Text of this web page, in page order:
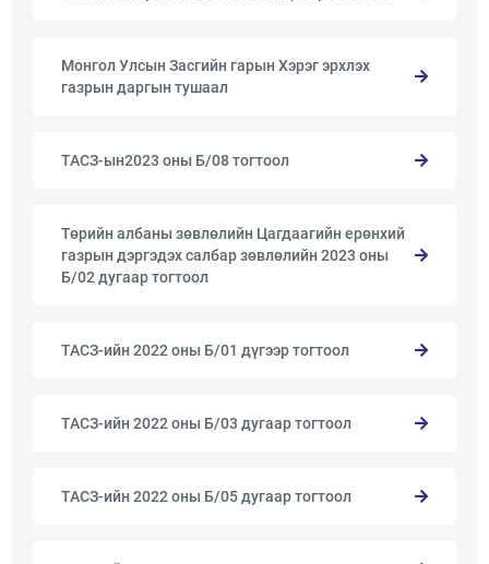
Монгол Улсын Засгийн гарын Хэрэг эрхлэх
газрын даргын тушаал
ТАСЗ-ын2023 оны Б/08 тогтоол
Төрийн албаны зөвлөлийн Цагдаагийн ерөнхий
газрын дэргэдэх салбар зөвлөлийн 2023 оны
Б/02 дугаар тогтоол
ТАСЗ-ийн 2022 оны Б/01 дүгээр тогтоол
ТАСЗ-ийн 2022 оны Б/03 дугаар тогтоол
ТАСЗ-ийн 2022 оны Б/05 дугаар тогтоол